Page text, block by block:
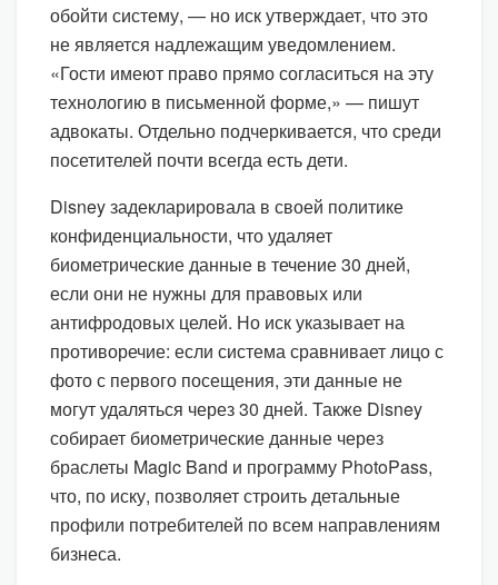
обойти систему, — но иск утверждает, что это
не является надлежащим уведомлением.
«Гости имеют право прямо согласиться на эту
технологию в письменной форме,» — пишут
адвокаты. Отдельно подчеркивается, что среди
посетителей почти всегда есть дети.
Disney задекларировала в своей политике
конфиденциальности, что удаляет
биометрические данные в течение 30 дней,
если они не нужны для правовых или
антифродовых целей. Но иск указывает на
противоречие: если система сравнивает лицо с
фото с первого посещения, эти данные не
могут удаляться через 30 дней. Также Disney
собирает биометрические данные через
браслеты Magic Band и программу PhotoPass,
что, по иску, позволяет строить детальные
профили потребителей по всем направлениям
бизнеса.